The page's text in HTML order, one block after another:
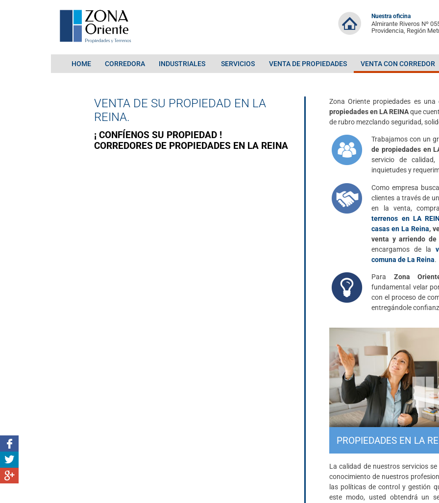
Nuestra oficina
Almirante Riveros Nº
Providencia, Región
HOME CORREDORA INDUSTRIALES SERVICIOS VENTA DE PROPIEDADES VENTA CON CORREDOR
VENTA DE SU PROPIEDAD EN LA
REINA.
¡ CONFÍENOS SU PROPIEDAD !
CORREDORES DE PROPIEDADES EN LA REINA
Zona Oriente propiedades es una
propiedades en LA REINAque
de rubro mezclando seguridad,
Trabajamos con un
de propiedades en
servicio de
inquietudes y
Como empresa
clientes a través de
en la venta,
terrenos en LA
casas en La Reina,
venta y arriendo de
encargamos de la
comuna de La Reina.
Para Zona
fundamental velar
con el proceso de
entregándole
PROPIEDADES EN LA
La calidad de nuestros servicios
conocimiento de nuestros
las políticas de control y gestión
este modo, usted obtendrá un